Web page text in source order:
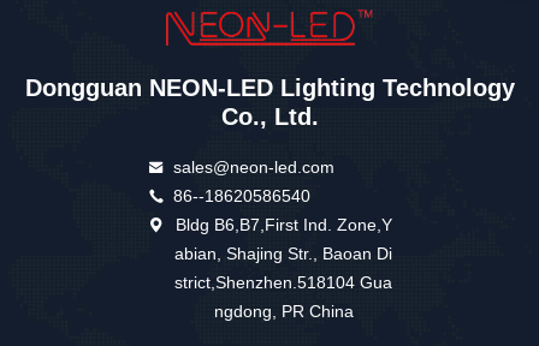
Dongguan NEON-LED Lighting Technology
Co., Ltd.
sales@neon-led.com
86--18620586540
Bldg B6,B7,First Ind. Zone,Y
abian, Shajing Str., Baoan Di
strict,Shenzhen.518104 Gua
ngdong, PR China